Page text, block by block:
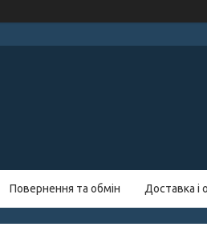
Повернення та обмін Доставка і